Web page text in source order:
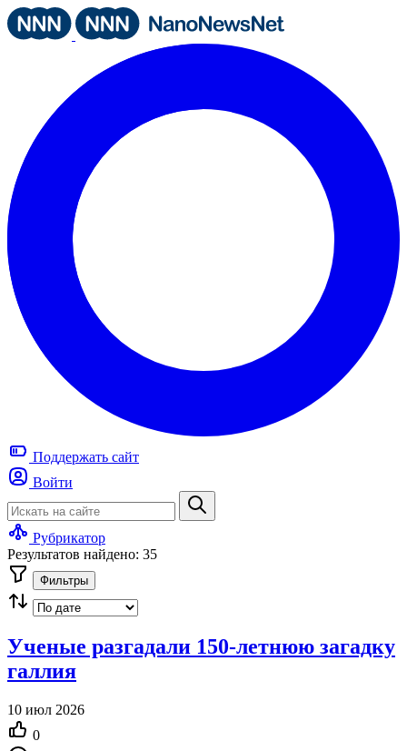
Поддержать сайт
Войти
Рубрикатор
Результатов найдено: 35
Фильтры
Ученые разгадали 150-летнюю загадку
галлия
10 июл 2026
0